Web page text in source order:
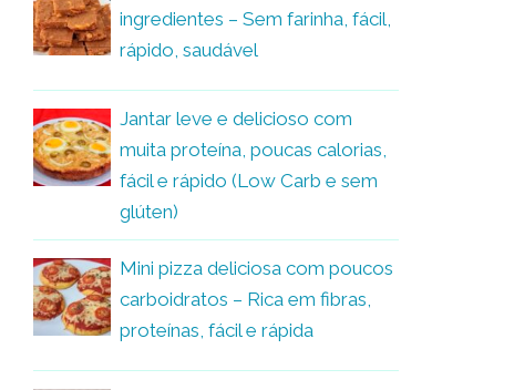
ingredientes – Sem farinha, fácil,
rápido, saudável
Jantar leve e delicioso com
muita proteína, poucas calorias,
fácil e rápido (Low Carb e sem
glúten)
Mini pizza deliciosa com poucos
carboidratos – Rica em fibras,
proteínas, fácil e rápida